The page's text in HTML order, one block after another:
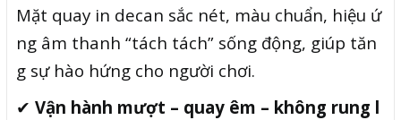
Mặt quay in decan sắc nét, màu chuẩn, hiệu ứ
ng âm thanh “tách tách” sống động, giúp tăn
g sự hào hứng cho người chơi.
✔ Vận hành mượt – quay êm – không rung l